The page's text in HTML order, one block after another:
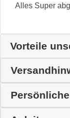
Alles Super
Vorteile